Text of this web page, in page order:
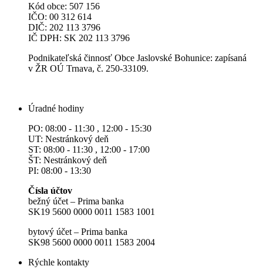
Kód obce: 507 156
IČO: 00 312 614
DIČ: 202 113 3796
IČ DPH: SK 202 113 3796
Podnikateľská činnosť Obce Jaslovské Bohunice: zapísaná
v ŽR OÚ Trnava, č. 250-33109.
Úradné hodiny
PO: 08:00 - 11:30 , 12:00 - 15:30
UT: Nestránkový deň
ST: 08:00 - 11:30 , 12:00 - 17:00
ŠT: Nestránkový deň
PI: 08:00 - 13:30
Čísla účtov
bežný účet – Prima banka
SK19 5600 0000 0011 1583 1001
bytový účet – Prima banka
SK98 5600 0000 0011 1583 2004
Rýchle kontakty